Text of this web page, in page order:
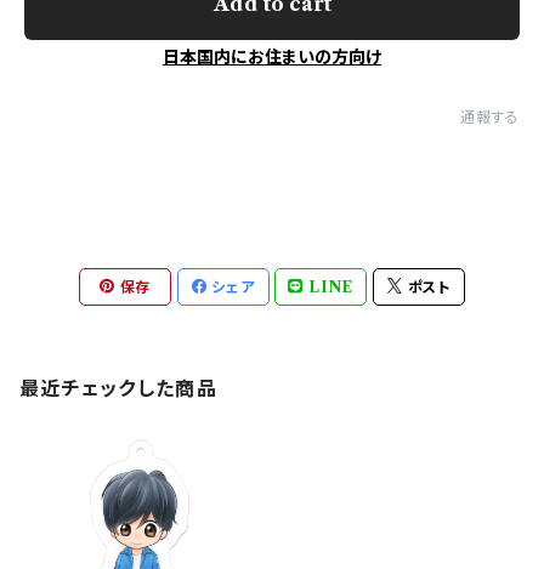
日本国内にお住まいの方向け
通報する
保存 シェア LINE ポスト
最近チェックした商品